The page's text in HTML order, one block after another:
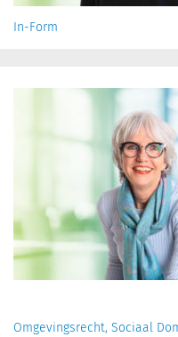
In-Form
Omgevingsrecht, Sociaal
Kleinekoort,
Schulinck
Benelux